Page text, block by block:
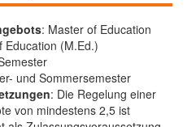
: Master of Education
Education (M.Ed.)
und Sommersemester
: Die Regelung einer
von mindestens 2,5 ist